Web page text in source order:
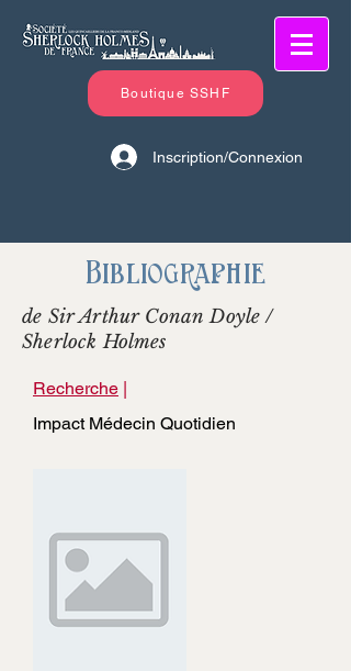
Boutique SSHF
Inscription/Connexion
Bibliographie
de Sir Arthur Conan Doyle /
Sherlock Holmes
Recherche |
Impact Médecin Quotidien